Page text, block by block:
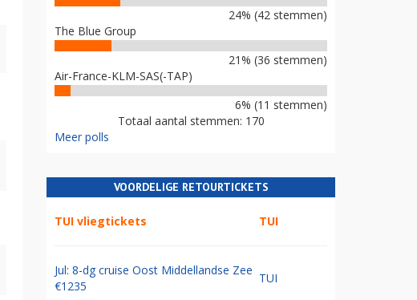
24% (42 stemmen)
The Blue Group
21% (36 stemmen)
Air-France-KLM-SAS(-TAP)
6% (11 stemmen)
Totaal aantal stemmen: 170
Meer polls
VOORDELIGE RETOURTICKETS
TUI vliegtickets TUI
Jul: 8-dg cruise Oost Middellandse Zee
€1235
TUI